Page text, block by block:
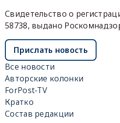
Свидетельство о
58738, выдано
Прислать новость
Все новости
Авторские колонки
ForPost-TV
Кратко
Состав редакции